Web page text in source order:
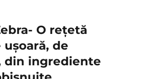
O rețetă
de
din ingrediente